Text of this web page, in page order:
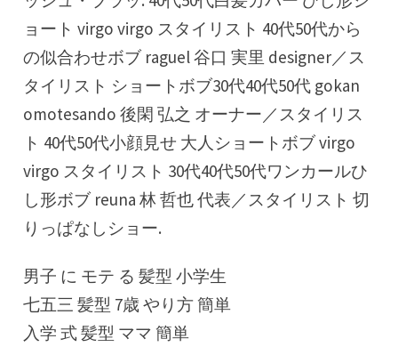
ョート virgo virgo スタイリスト 40代50代から
の似合わせボブ raguel 谷口 実里 designer／ス
タイリスト ショートボブ30代40代50代 gokan
omotesando 後閑 弘之 オーナー／スタイリス
ト 40代50代小顔見せ 大人ショートボブ virgo
virgo スタイリスト 30代40代50代ワンカールひ
し形ボブ reuna 林 哲也 代表／スタイリスト 切
りっぱなしショー.
男子 に モテ る 髪型 小学生
七五三 髪型 7歳 やり方 簡単
入学 式 髪型 ママ 簡単